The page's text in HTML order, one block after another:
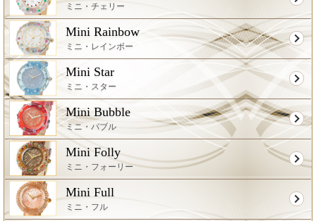
ミニ・チェリー
Mini Rainbow
ミニ・レインボー
Mini Star
ミニ・スター
Mini Bubble
ミニ・バブル
Mini Folly
ミニ・フォーリー
Mini Full
ミニ・フル